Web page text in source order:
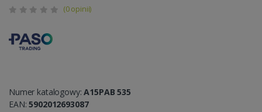
(0 opinii)
Numer katalogowy:A15PAB 535
EAN:5902012693087